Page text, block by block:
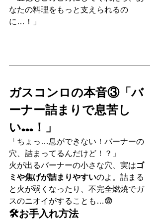
なたの料理をもっと支えられるの
に…！」
ガスコンロの本音③「バ
ーナー詰まりで息苦し
い…！」
「ちょっ…息ができない！バーナーの
穴、詰まってるんだけど！？」
火が出るバーナーの小さな穴、実はゴ
ミや焦げが詰まりやすいのよ。詰まる
と火が弱くなったり、不完全燃焼でガ
スのニオイがすることも…😨
🛠お手入れ方法